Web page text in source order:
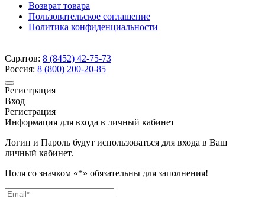
Возврат товара
Пользовательское соглашение
Политика конфиденциальности
Саратов: 8 (8452) 42-75-73
Россия: 8 (800) 200-20-85
Регистрация
Вход
Регистрация
Информация для входа в личный кабинет
Логин и Пароль будут использоваться для входа в Ваш
личный кабинет.
Поля со значком «*» обязательны для заполнения!